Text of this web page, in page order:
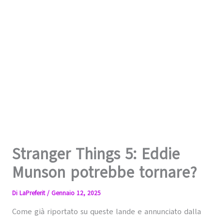
Stranger Things 5: Eddie
Munson potrebbe tornare?
Di LaPreferit/ Gennaio 12, 2025
Come già riportato su queste lande e annunciato dalla